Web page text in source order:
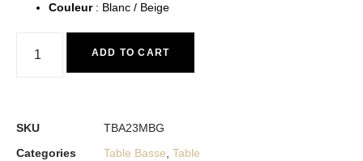
Couleur: Blanc / Beige
ADD TO CART
SKU
TBA23MBG
Categories
Table Basse Table